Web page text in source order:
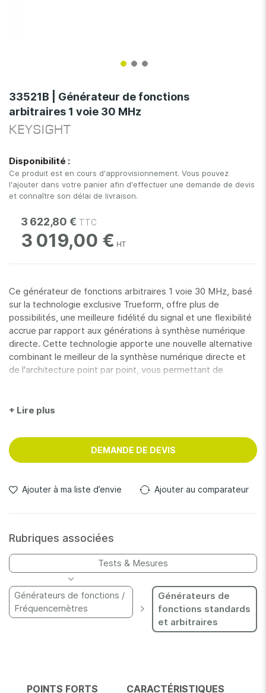
to
the
beginning
of
images
gallery
33521B | Générateur de fonctions
arbitraires 1 voie 30 MHz
KEYSIGHT
Disponibilité :
Ce produit est en cours d'approvisionnement. Vous pouvez
l'ajouter dans votre panier afin d'effectuer une demande de devis
et connaître son délai de livraison.
3 622,80 €
3 019,00 €
Ce générateur de fonctions arbitraires 1 voie 30 MHz, basé
sur la technologie exclusive Trueform, offre plus de
possibilités, une meilleure fidélité du signal et une flexibilité
accrue par rapport aux générations à synthèse numérique
directe. Cette technologie apporte une nouvelle alternative
combinant le meilleur de la synthèse numérique directe et
de l'architecture point par point, vous permettant de
multiples, avec plusieurs segments communs, et d'exploiter
la mémoire. Avec une gigue 12 fois meilleure que les autres
instruments de cette catégorie, le 33521B offre une
stabilité de front incomparable.
+ Lire plus
DEMANDE DE DEVIS
Ajouter à ma liste d’envie Ajouter au comparateur
Rubriques associées
Tests & Mesures
Générateurs de fonctions /
Fréquencemètres
Générateurs de
fonctions standards
et arbitraires
POINTS FORTS CARACTÉRISTIQUES